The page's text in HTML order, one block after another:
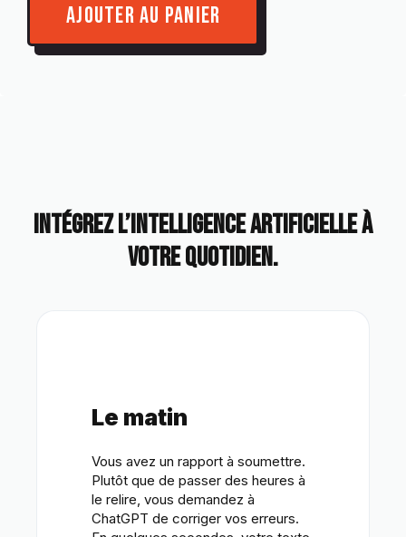
AJOUTER AU PANIER
Intégrez l’intelligence artificielle à
votre quotidien.
Le matin
Vous avez un rapport à soumettre.
Plutôt que de passer des heures à
le relire, vous demandez à
ChatGPT de corriger vos erreurs.